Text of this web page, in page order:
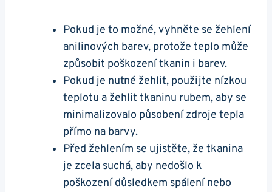
Pokud je to možné, vyhněte se žehlení
anilinových barev, protože teplo může
způsobit poškození tkanin i barev.
Pokud je nutné žehlit, použijte nízkou
teplotu a žehlit tkaninu rubem, aby se
minimalizovalo působení zdroje tepla
přímo na barvy.
Před žehlením se ujistěte, že tkanina
je zcela suchá, aby nedošlo k
poškození důsledkem spálení nebo